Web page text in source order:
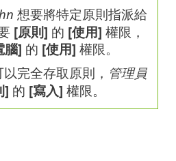
想要將特定原則指派給
[原則] 的 [使用] 權限，
腦] 的 [使用] 權限。
以完全存取原則， 管理員
] 的 [寫入] 權限。